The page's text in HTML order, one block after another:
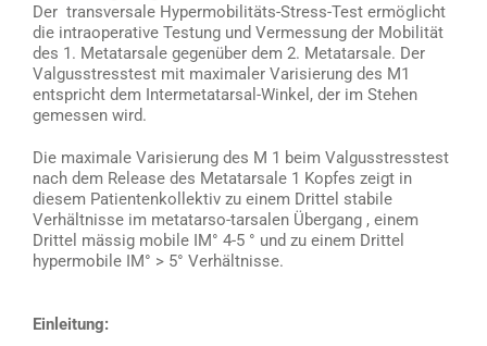
Der transversale Hypermobilitäts-Stress-Test ermöglicht
die intraoperative Testung und Vermessung der Mobilität
des 1. Metatarsale gegenüber dem 2. Metatarsale. Der
Valgusstresstest mit maximaler Varisierung des M1
entspricht dem Intermetatarsal-Winkel, der im Stehen
gemessen wird.
Die maximale Varisierung des M 1 beim Valgusstresstest
nach dem Release des Metatarsale 1 Kopfes zeigt in
diesem Patientenkollektiv zu einem Drittel stabile
Verhältnisse im metatarso-tarsalen Übergang , einem
Drittel mässig mobile IM° 4-5 ° und zu einem Drittel
hypermobile IM° > 5° Verhältnisse.
Einleitung: